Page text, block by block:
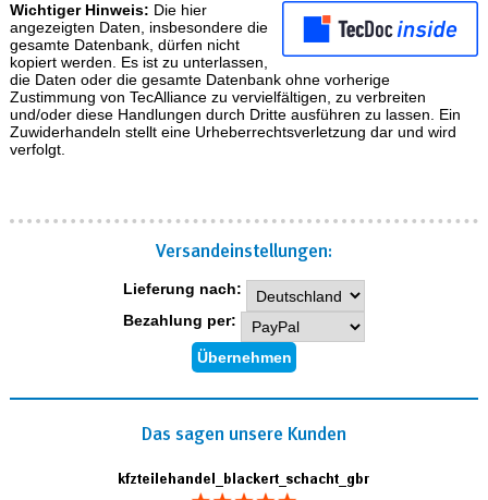
Wichtiger Hinweis: Die hier
angezeigten Daten, insbesondere die
gesamte Datenbank, dürfen nicht
kopiert werden. Es ist zu unterlassen,
die Daten oder die gesamte Datenbank ohne vorherige
Zustimmung von TecAlliance zu vervielfältigen, zu verbreiten
und/oder diese Handlungen durch Dritte ausführen zu lassen. Ein
Zuwiderhandeln stellt eine Urheberrechtsverletzung dar und wird
verfolgt.
Versand­einstellungen:
Lieferung nach:
Bezahlung per:
Das sagen unsere Kunden